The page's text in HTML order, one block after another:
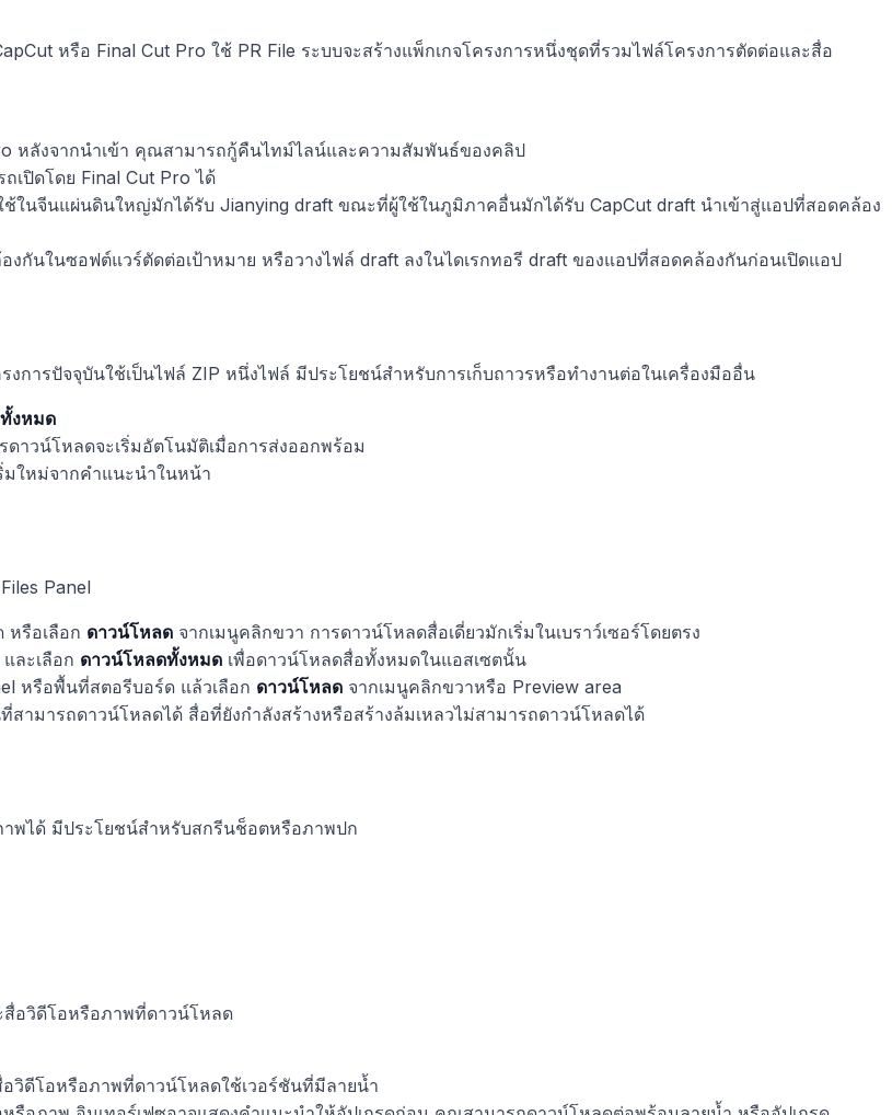
หรือ Final Cut Pro ใช้ PR File ระบบจะสร้างแพ็กเกจโครงการหนึ่งชุดที่รวมไฟล์โครงการตัดต่อและสื่อ
หลังจากนำเข้า คุณสามารถกู้คืนไทม์ไลน์และความสัมพันธ์ของคลิป
เปิดโดย Final Cut Pro ได้
ในจีนแผ่นดินใหญ่มักได้รับ Jianying draft ขณะที่ผู้ใช้ในภูมิภาคอื่นมักได้รับ CapCut draft นำเข้าสู่แอปที่สอดคล้อง
กันในซอฟต์แวร์ตัดต่อเป้าหมาย หรือวางไฟล์ draft ลงในไดเรกทอรี draft ของแอปที่สอดคล้องกันก่อนเปิดแอป
ารปัจจุบันใช้เป็นไฟล์ ZIP หนึ่งไฟล์ มีประโยชน์สำหรับการเก็บถาวรหรือทำงานต่อในเครื่องมืออื่น
งหมด
าวน์โหลดจะเริ่มอัตโนมัติเมื่อการส่งออกพร้อม
ใหม่จากคำแนะนำในหน้า
Panel
หรือเลือก ดาวน์โหลด จากเมนูคลิกขวา การดาวน์โหลดสื่อเดี่ยวมักเริ่มในเบราว์เซอร์โดยตรง
ละเลือก ดาวน์โหลดทั้งหมด เพื่อดาวน์โหลดสื่อทั้งหมดในแอสเซตนั้น
หรือพื้นที่สตอรีบอร์ด แล้วเลือก ดาวน์โหลด จากเมนูคลิกขวาหรือ Preview area
สามารถดาวน์โหลดได้ สื่อที่ยังกำลังสร้างหรือสร้างล้มเหลวไม่สามารถดาวน์โหลดได้
พได้ มีประโยชน์สำหรับสกรีนช็อตหรือภาพปก
สื่อวิดีโอหรือภาพที่ดาวน์โหลด
วิดีโอหรือภาพที่ดาวน์โหลดใช้เวอร์ชันที่มีลายน้ำ